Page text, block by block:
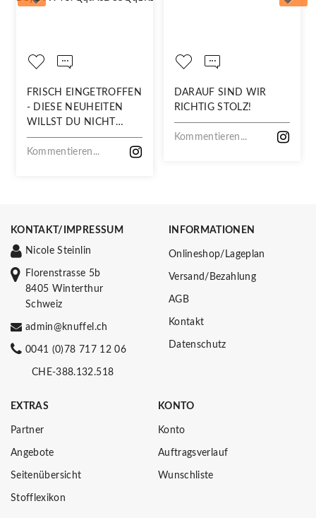
FRISCH EINGETROFFEN
- DIESE NEUHEITEN
WILLST DU NICHT
VERPASSEN!
Kommentieren...
DARAUF SIND WIR
RICHTIG STOLZ!
Kommentieren...
KONTAKT/IMPRESSUM
Nicole Steinlin
Florenstrasse 5b
8405 Winterthur
Schweiz
admin@knuffel.ch
0041 (0)78 717 12 06
CHE-388.132.518
INFORMATIONEN
Onlineshop/Lageplan
Versand/Bezahlung
AGB
Kontakt
Datenschutz
EXTRAS
Partner
Angebote
Seitenübersicht
Stofflexikon
KONTO
Konto
Auftragsverlauf
Wunschliste